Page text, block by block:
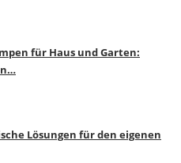
für Haus und Garten:
Lösungen für den eigenen